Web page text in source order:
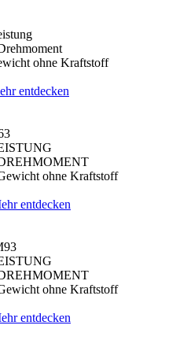
ohne Kraftstoff
entdecken
ohne Kraftstoff
entdecken
ohne Kraftstoff
entdecken